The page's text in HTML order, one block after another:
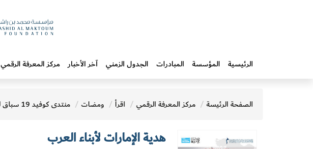
الرئيسية المؤسسة المبادرات‎ الجدول الزمني آخر الأخبار مركز المعرفة الرقمي
الصفحة الرئيسة مركز المعرفة الرقمي اقرأ ومضات منتدى كوفيد 19 سباق لتسريع الخطى نحو مجتمع
هدية الإمارات لأبناء العرب